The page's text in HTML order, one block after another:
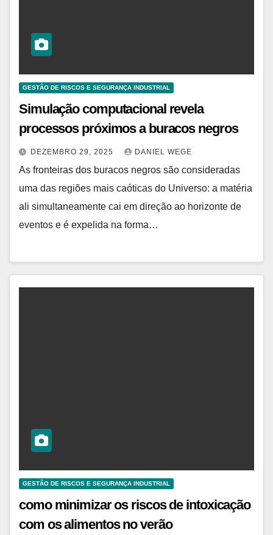
GESTÃO DE RISCOS E SEGURANÇA INDUSTRIAL
Simulação computacional revela
processos próximos a buracos negros
DEZEMBRO 29, 2025 DANIEL WEGE
As fronteiras dos buracos negros são consideradas
uma das regiões mais caóticas do Universo: a matéria
ali simultaneamente cai em direção ao horizonte de
eventos e é expelida na forma…
GESTÃO DE RISCOS E SEGURANÇA INDUSTRIAL
como minimizar os riscos de intoxicação
com os alimentos no verão